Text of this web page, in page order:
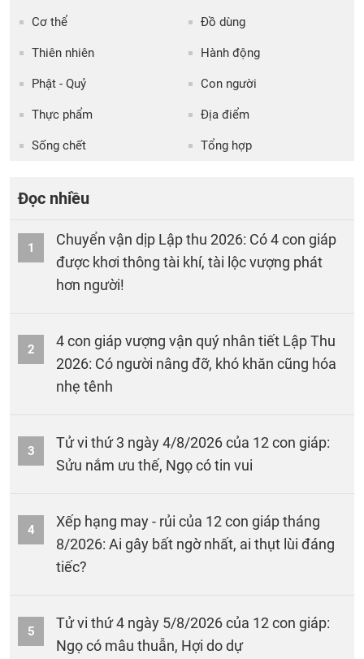
Cơ thể Đồ dùng
Thiên nhiên Hành động
Phật - Quỷ Con người
Thực phẩm Địa điểm
Sống chết Tổng hợp
Đọc nhiều
1
Chuyển vận dịp Lập thu 2026: Có 4 con giáp
được khơi thông tài khí, tài lộc vượng phát
hơn người!
2
4 con giáp vượng vận quý nhân tiết Lập Thu
2026: Có người nâng đỡ, khó khăn cũng hóa
nhẹ tênh
3
Tử vi thứ 3 ngày 4/8/2026 của 12 con giáp:
Sửu nắm ưu thế, Ngọ có tin vui
4
Xếp hạng may - rủi của 12 con giáp tháng
8/2026: Ai gây bất ngờ nhất, ai thụt lùi đáng
tiếc?
5
Tử vi thứ 4 ngày 5/8/2026 của 12 con giáp:
Ngọ có mâu thuẫn, Hợi do dự